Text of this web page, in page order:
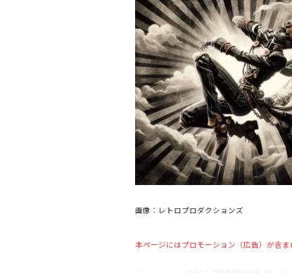
画像：レトロプロダクションズ
本ページにはプロモーション（広告）が含ま